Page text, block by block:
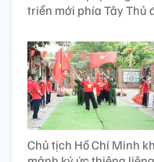
triển mới phía Tây Thủ
Chủ tịch Hồ Chí Minh